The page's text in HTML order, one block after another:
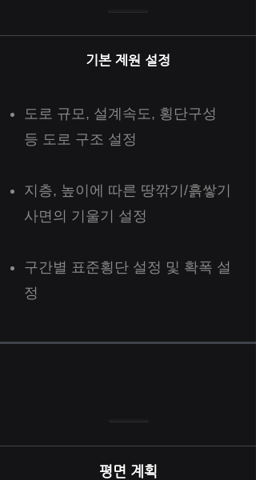
​기본 제원 설정
도로 규모, 설계속도, 횡단구성
등 도로 구조 설정
지층, 높이에 따른 땅깎기/흙쌓기
사면의 기울기 설정
​구간별 표준횡단 설정 및 확폭 설
정
평면 계획